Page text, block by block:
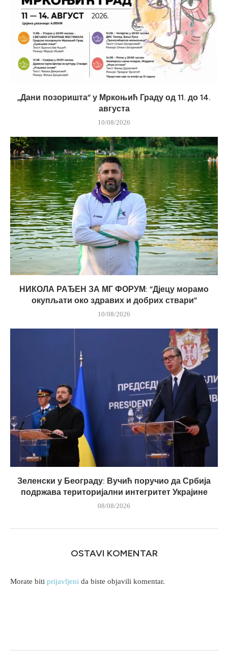
„Дани позоришта“ у Мркоњић Граду од 11. до 14.
августа
10/08/2026
НИКОЛА РАЂЕН ЗА МГ ФОРУМ: “Дјецу морамо
окупљати око здравих и добрих ствари”
10/08/2026
Зеленски у Београду: Вучић поручио да Србија
подржава територијални интегритет Украјине
08/08/2026
OSTAVI KOMENTAR
Morate biti prijavljeni da biste objavili komentar.